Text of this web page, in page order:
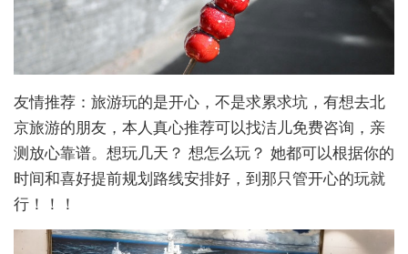
友情推荐：旅游玩的是开心，不是求累求坑，有想去北
京旅游的朋友，本人真心推荐可以找洁儿免费咨询，亲
测放心靠谱。想玩几天？ 想怎么玩？ 她都可以根据你的
时间和喜好提前规划路线安排好，到那只管开心的玩就
行！！！